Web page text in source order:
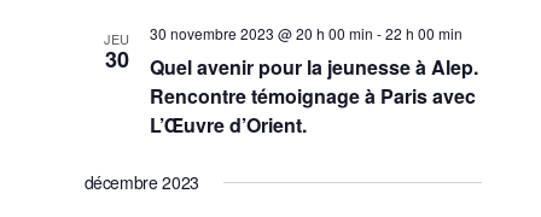
JEU
30
Quel avenir pour la jeunesse à Alep.
Rencontre témoignage à Paris avec
L’Œuvre d’Orient.
30 novembre 2023 @ 20 h 00 min -22 h 00 min
décembre 2023